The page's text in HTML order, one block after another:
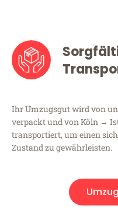
Ihr Umzugsgut wird von
verpackt und von Köln →
transportiert, um einen
Zustand zu gewährleisten.